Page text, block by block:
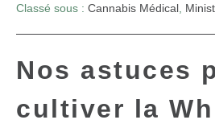
Classé sous : Cannabis Médical
Nos astuces
cultiver la